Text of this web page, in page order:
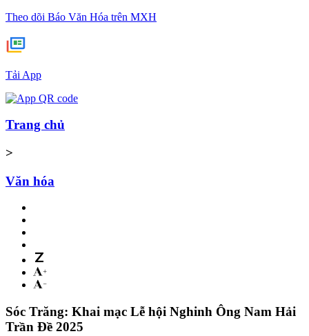
Theo dõi Báo Văn Hóa trên MXH
Tải App
Trang chủ
>
Văn hóa
Sóc Trăng: Khai mạc Lễ hội Nghinh Ông Nam Hải
Trần Đề 2025